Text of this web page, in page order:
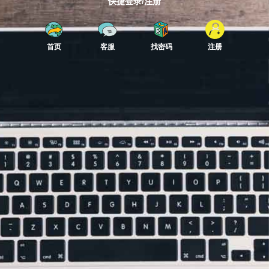
首页 客服 找密码 注册